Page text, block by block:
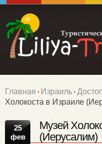
Главная Израиль
Холокоста в Израиле
25
фев
Музей
(Иерусалим)